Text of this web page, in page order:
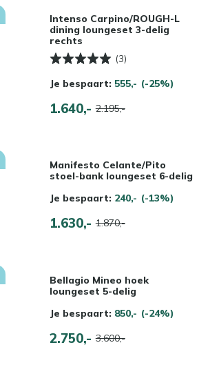
Intenso Carpino/ROUGH-L
dining loungeset 3-delig
rechts
(3)
Je bespaart: 555,- (-25%)
1.640,- 2.195,-
Manifesto Celante/Pito
stoel-bank loungeset 6-delig
Je bespaart: 240,- (-13%)
1.630,- 1.870,-
Bellagio Mineo hoek
loungeset 5-delig
Je bespaart: 850,- (-24%)
2.750,- 3.600,-